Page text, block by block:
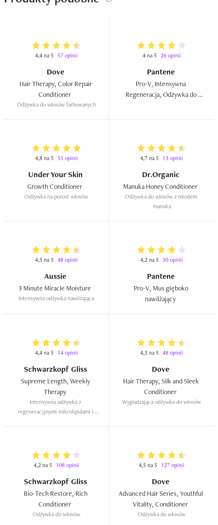
4,4 na 5 57 opinii
Dove
Hair Therapy, Color Repair
Odżywka do włosów farbowanych
4 na 5 26 opinii
Pantene
Pro-V, Intensywna
Regeneracja, Odżywka do
4,8 na 5 55 opinii
Under Your Skin
Odżywka na porost włosów
4,7 na 5 13 opinii
Dr.Organic
Odżywka do włosów z miodem
manuka
4,5 na 5 48 opinii
Aussie
Intensywna odżywka nawilżająca
4,2 na 5 30 opinii
Pantene
Pro-V, Mus głęboko
4,4 na 5 14 opinii
Schwarzkopf Gliss
Supreme Length, Weekly
Intensywna odżywka z
regeneracyjnymi mikrolipidami i
4,3 na 5 48 opinii
Dove
Hair Therapy, Silk and Sleek
Wygładzająca odżywka do włosów
4,2 na 5 108 opinii
Schwarzkopf Gliss
Bio-Tech Restore, Rich
Odżywka do włosów
4,5 na 5 127 opinii
Dove
Advanced Hair Series, Youthful
Odżywka do włosów